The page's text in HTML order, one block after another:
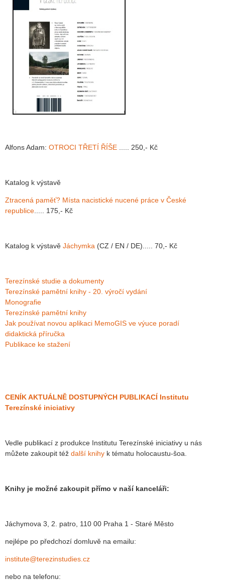
Alfons Adam: OTROCI TŘETÍ ŘÍŠE ..... 250,- Kč
Katalog k výstavě
Ztracená paměť? Místa nacistické nucené práce v České
republice ..... 175,- Kč
Katalog k výstavě Jáchymka (CZ / EN / DE)..... 70,- Kč
Terezínské studie a dokumenty
Terezínské pamětní knihy - 20. výročí vydání
Monografie
Terezínské pamětní knihy
Jak používat novou aplikaci MemoGIS ve výuce poradí
didaktická příručka
Publikace ke stažení
CENÍK AKTUÁLNĚ DOSTUPNÝCH PUBLIKACÍ Institutu
Terezínské iniciativy
Vedle publikací z produkce Institutu Terezínské iniciativy u nás
můžete zakoupit též další knihy k tématu holocaustu-šoa.
Knihy je možné zakoupit přímo v naší kanceláři:
Jáchymova 3, 2. patro, 110 00 Praha 1 - Staré Město
nejlépe po předchozí domluvě na emailu:
institute@terezinstudies.cz
nebo na telefonu: